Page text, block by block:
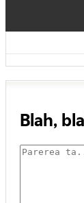
Blah,